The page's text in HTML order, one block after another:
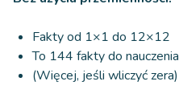
Fakty od 1×1 do 12×12
To 144 fakty do nauczenia
(Więcej, jeśli wliczyć zera)